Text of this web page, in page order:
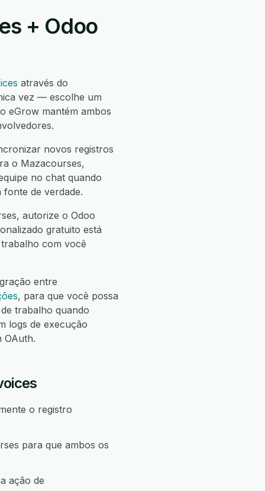
+ Odoo
através do
vez — escolhe um
eGrow mantém ambos
novos registros
o Mazacourses,
no chat quando
fonte de verdade.
autorize o Odoo
gratuito está
com você
entre
, para que você possa
trabalho quando
logs de execução
OAuth.
o registro
para que ambos os
ação de